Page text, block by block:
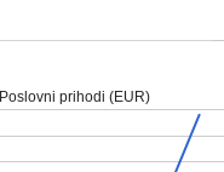
Poslovni prihodi (EUR)